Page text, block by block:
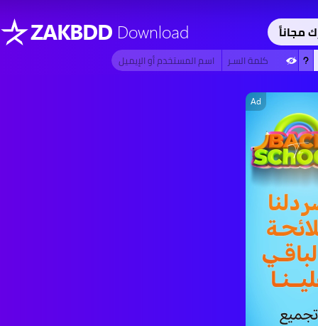
ZAKBDD Download مجاناً
Ad